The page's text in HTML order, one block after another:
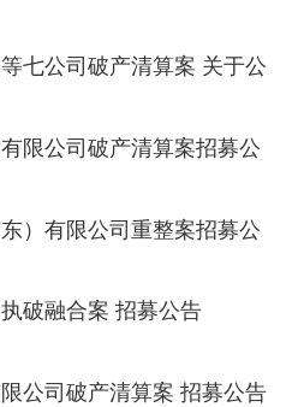
单位的公告
七公司破产清算案 关于公
限公司破产清算案招募公
）有限公司重整案招募公
破融合案 招募公告
公司破产清算案 招募公告